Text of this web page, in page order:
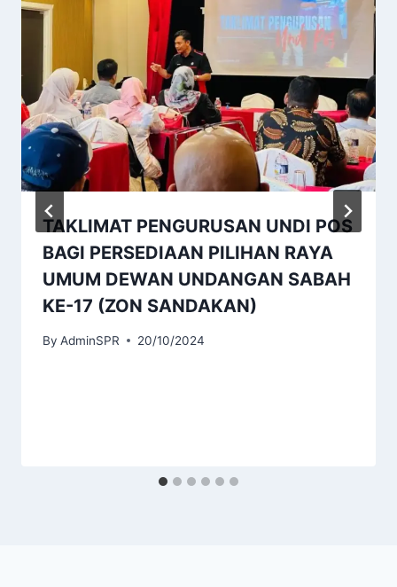
TAKLIMAT PENGURUSAN UNDI POS
BAGI PERSEDIAAN PILIHAN RAYA
UMUM DEWAN UNDANGAN SABAH
KE-17 (ZON SANDAKAN)
By AdminSPR 20/10/2024